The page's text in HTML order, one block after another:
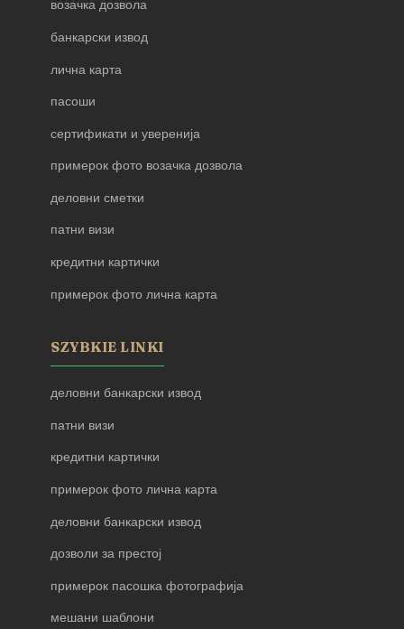
возачка дозвола
банкарски извод
лична карта
пасоши
сертификати и уверенија
примерок фото возачка дозвола
деловни сметки
патни визи
кредитни картички
примерок фото лична карта
SZYBKIE LINKI
деловни банкарски извод
патни визи
кредитни картички
примерок фото лична карта
деловни банкарски извод
дозволи за престој
примерок пасошка фотографија
мешани шаблони